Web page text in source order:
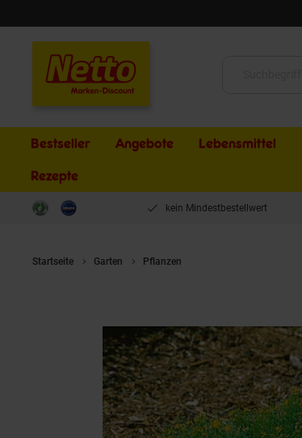
Bestseller Angebote Lebensmittel
Rezepte
kein Mindestbestellwert
Startseite Garten Pflanzen